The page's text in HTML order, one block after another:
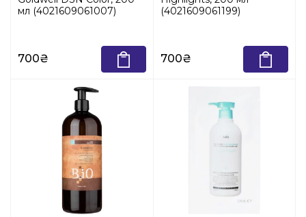
мл (4021609061007)
700₴
(4021609061199)
700₴